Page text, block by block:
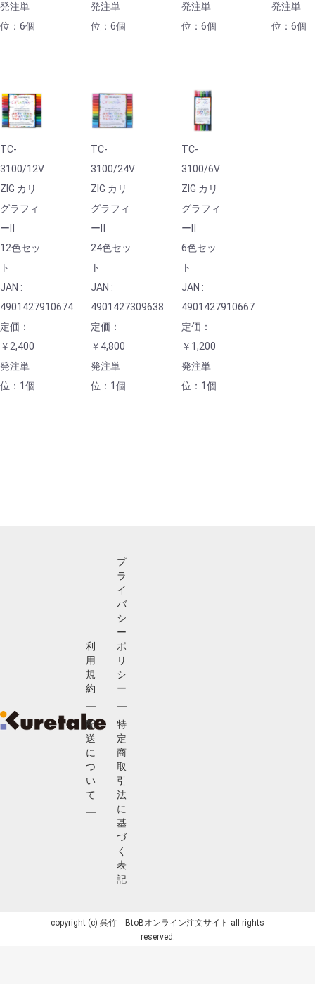
発注単
位：6個
発注単
位：6個
発注単
位：6個
発注単
位：6個
TC-
3100/12V
ZIG カリ
グラフィ
ーⅡ
12色セッ
ト
JAN :
4901427910674
定価：
￥2,400
発注単
位：1個
TC-
3100/24V
ZIG カリ
グラフィ
ーⅡ
24色セッ
ト
JAN :
4901427309638
定価：
￥4,800
発注単
位：1個
TC-
3100/6V
ZIG カリ
グラフィ
ーⅡ
6色セッ
ト
JAN :
4901427910667
定価：
￥1,200
発注単
位：1個
利
用
規
約
配
送
に
つ
い
て
プ
ラ
イ
バ
シ
ー
ポ
リ
シ
ー
特
定
商
取
引
法
に
基
づ
く
表
記
copyright (c) 呉竹 BtoBオンライン注文サイト all rights
reserved.